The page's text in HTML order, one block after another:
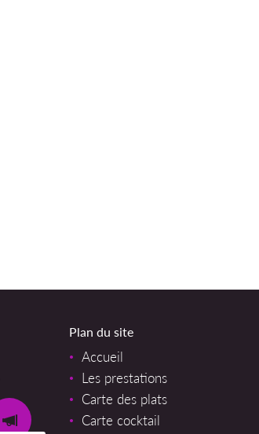
Plan du site
Accueil
Les prestations
Carte des plats
Carte cocktail